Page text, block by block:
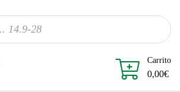
Carrito
0,00€